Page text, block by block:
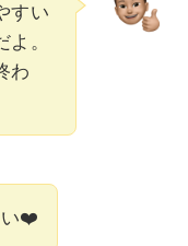
すい
。
わ
い❤️